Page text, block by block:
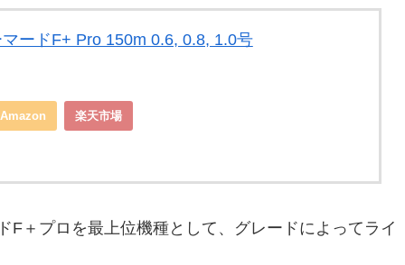
ードF+ Pro 150m 0.6, 0.8, 1.0号
Amazon 楽天市場
F＋プロを最上位機種として、グレードによってライ